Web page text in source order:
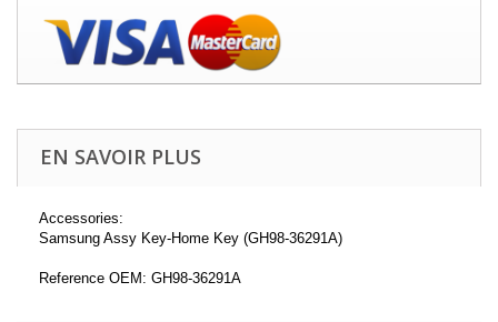
EN SAVOIR PLUS
Accessories:
Samsung Assy Key-Home Key (GH98-36291A)
Reference OEM: GH98-36291A